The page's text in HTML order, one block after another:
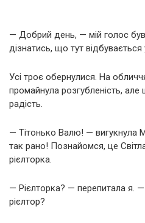
— Добрий день, — мій голос
дізнатись, що тут відбувається
Усі троє обернулися. На
промайнула розгубленість,
радість.
— Тітонько Валю! — вигукнула
так рано! Познайомся, це
рієлторка.
— Рієлторка? — перепитала я.
рієлтор?